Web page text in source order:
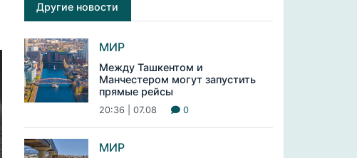
Другие новости
МИР
Между Ташкентом и
Манчестером могут запустить
прямые рейсы
20:36 | 07.08 0
МИР